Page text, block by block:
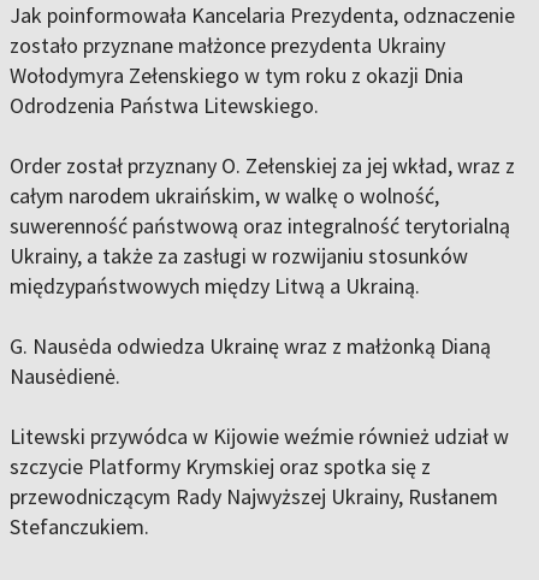
Jak poinformowała Kancelaria Prezydenta, odznaczenie
zostało przyznane małżonce prezydenta Ukrainy
Wołodymyra Zełenskiego w tym roku z okazji Dnia
Odrodzenia Państwa Litewskiego.
Order został przyznany O. Zełenskiej za jej wkład, wraz z
całym narodem ukraińskim, w walkę o wolność,
suwerenność państwową oraz integralność terytorialną
Ukrainy, a także za zasługi w rozwijaniu stosunków
międzypaństwowych między Litwą a Ukrainą.
G. Nausėda odwiedza Ukrainę wraz z małżonką Dianą
Nausėdienė.
Litewski przywódca w Kijowie weźmie również udział w
szczycie Platformy Krymskiej oraz spotka się z
przewodniczącym Rady Najwyższej Ukrainy, Rusłanem
Stefanczukiem.